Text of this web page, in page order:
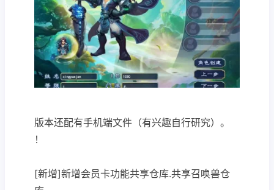
版本还配有手机端文件（有兴趣自行研究）。
！
[新增]新增会员卡功能共享仓库.共享召唤兽仓